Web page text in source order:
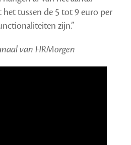
tussen de 5 tot 9 euro per
zijn.”
van HRMorgen